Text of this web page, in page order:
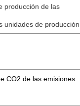
producción de las
de producción.
CO2 de las emisiones